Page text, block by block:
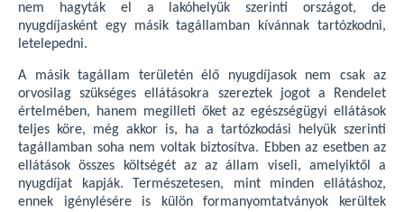
nem hagyták el a lakóhelyük szerinti országot, de
nyugdíjasként egy másik tagállamban kívánnak tartózkodni,
letelepedni.
A másik tagállam területén élő nyugdíjasok nem csak az
orvosilag szükséges ellátásokra szereztek jogot a Rendelet
értelmében, hanem megilleti őket az egészségügyi ellátások
teljes köre, még akkor is, ha a tartózkodási helyük szerinti
tagállamban soha nem voltak biztosítva. Ebben az esetben az
ellátások összes költségét az az állam viseli, amelyiktől a
nyugdíjat kapják. Természetesen, mint minden ellátáshoz,
ennek igénylésére is külön formanyomtatványok kerültek